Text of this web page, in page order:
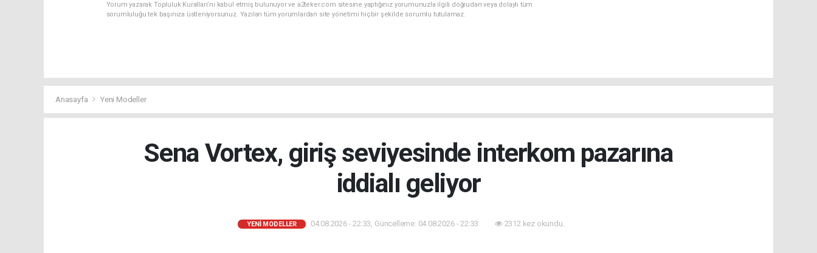
Yorum yazarak Topluluk Kuralları’nı kabul etmiş bulunuyor ve a2teker.com sitesine yaptığınız yorumunuzla ilgili doğrudan veya dolaylı tüm
sorumluluğu tek başınıza üstleniyorsunuz. Yazılan tüm yorumlardan site yönetimi hiçbir şekilde sorumlu tutulamaz.
Anasayfa Yeni Modeller
Sena Vortex, giriş seviyesinde interkom pazarına
iddialı geliyor
YENI MODELLER 04.08.2026 - 22:33, Güncelleme: 04.08.2026 - 22:33 2312 kez okundu.